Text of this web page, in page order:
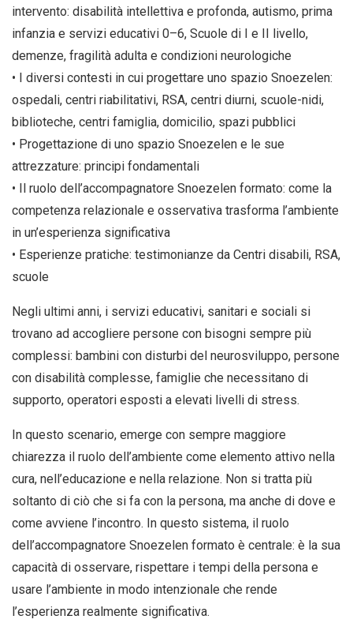
intervento: disabilità intellettiva e profonda, autismo, prima
infanzia e servizi educativi 0–6, Scuole di I e II livello,
demenze, fragilità adulta e condizioni neurologiche
• I diversi contesti in cui progettare uno spazio Snoezelen:
ospedali, centri riabilitativi, RSA, centri diurni, scuole-nidi,
biblioteche, centri famiglia, domicilio, spazi pubblici
• Progettazione di uno spazio Snoezelen e le sue
attrezzature: principi fondamentali
• Il ruolo dell’accompagnatore Snoezelen formato: come la
competenza relazionale e osservativa trasforma l’ambiente
in un’esperienza significativa
• Esperienze pratiche: testimonianze da Centri disabili, RSA,
scuole
Negli ultimi anni, i servizi educativi, sanitari e sociali si
trovano ad accogliere persone con bisogni sempre più
complessi: bambini con disturbi del neurosviluppo, persone
con disabilità complesse, famiglie che necessitano di
supporto, operatori esposti a elevati livelli di stress.
In questo scenario, emerge con sempre maggiore
chiarezza il ruolo dell’ambiente come elemento attivo nella
cura, nell’educazione e nella relazione. Non si tratta più
soltanto di ciò che si fa con la persona, ma anche di dove e
come avviene l’incontro. In questo sistema, il ruolo
dell’accompagnatore Snoezelen formato è centrale: è la sua
capacità di osservare, rispettare i tempi della persona e
usare l’ambiente in modo intenzionale che rende
l’esperienza realmente significativa.